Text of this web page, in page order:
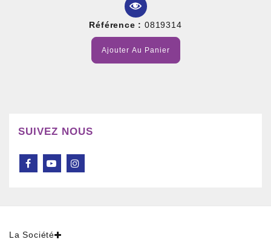
Référence : 0819314
Ajouter Au Panier
SUIVEZ NOUS
La Société